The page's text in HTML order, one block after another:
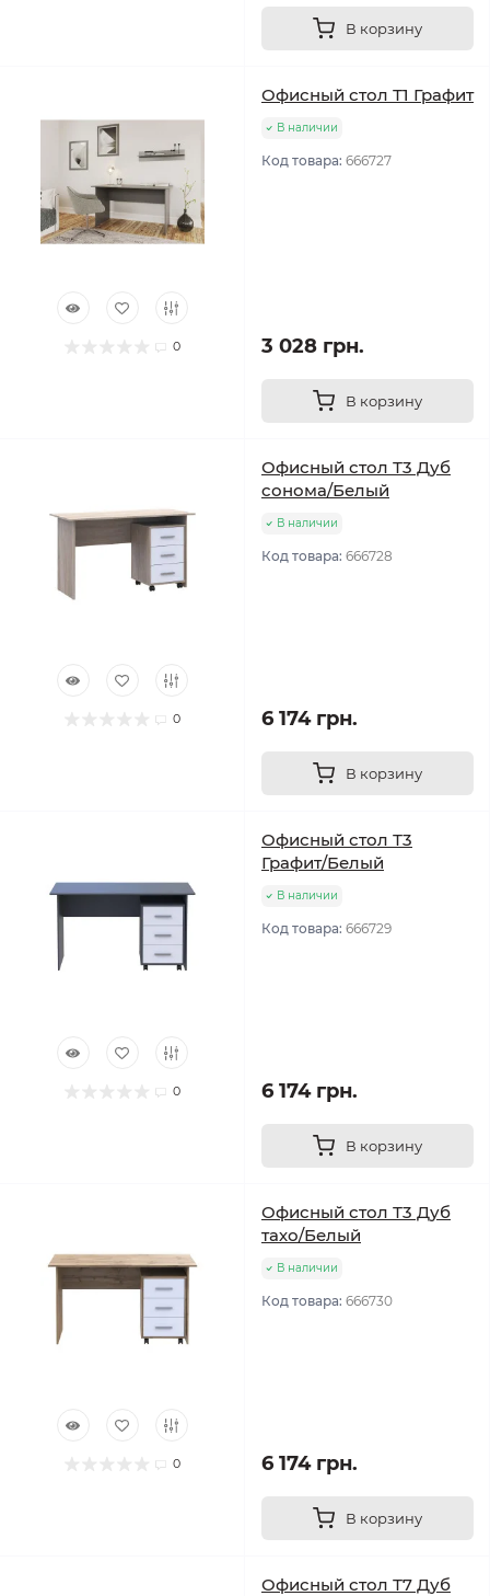
В корзину
0
Офисный стол Т1 Графит
В наличии
Код товара: 666727
3 028 грн.
В корзину
0
Офисный стол Т3 Дуб
cонома/Белый
В наличии
Код товара: 666728
6 174 грн.
В корзину
0
Офисный стол Т3
Графит/Белый
В наличии
Код товара: 666729
6 174 грн.
В корзину
0
Офисный стол Т3 Дуб
тахо/Белый
В наличии
Код товара: 666730
6 174 грн.
В корзину
Офисный стол Т7 Дуб